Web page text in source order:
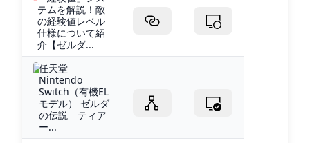
テムを解説！敵
の経験値レベル
仕様について紹
介【ゼルダ...
任天堂
Nintendo
Switch（有機EL
モデル） ゼルダ
の伝説 ティア
ー...